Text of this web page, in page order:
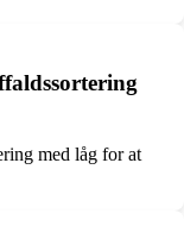
med låg for at